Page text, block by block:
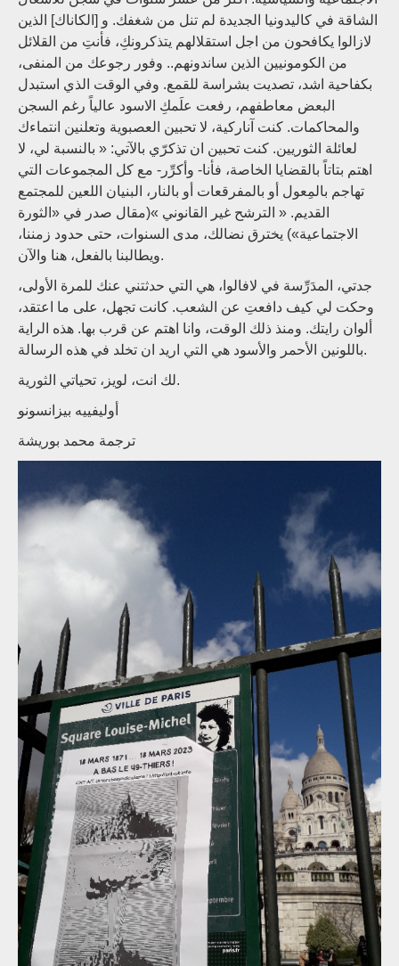
الشاقة في كاليدونيا الجديدة لم تنل من شغفك. و [الكاناك] الذين
لازالوا يكافحون من اجل استقلالهم يتذكرونكِ، فأنتِ من القلائل
من الكومونيين الذين ساندونهم.. وفور رجوعك من المنفى،
بكفاحية اشد، تصديت بشراسة للقمع. وفي الوقت الذي استبدل
البعض معاطفهم، رفعت علَمكِ الاسود عالياً رغم السجن
والمحاكمات. كنت آناركية، لا تحبين العصبوية وتعلنين انتماءك
لعائلة الثوريين. كنت تحبين ان تذكرّي بالآتي: « بالنسبة لي، لا
اهتم بتاتاً بالقضايا الخاصة، فأنا- وأكرِّر- مع كل المجموعات التي
تهاجم بالمِعول أو بالمفرقعات أو بالنار، البنيان اللعين للمجتمع
القديم. « الترشح غير القانوني »(مقال صدر في «الثورة
الاجتماعية») يخترق نضالك، مدى السنوات، حتى حدود زمننا،
ويطالبنا بالفعل، هنا والآن.
جدتي، المدَرِّسة في لافالوا، هي التي حدثتني عنك للمرة الأولى،
وحكت لي كيف دافعتِ عن الشعب. كانت تجهل، على ما اعتقد،
ألوان رايتك. ومنذ ذلك الوقت، وانا اهتم عن قرب بها. هذه الراية
باللونين الأحمر والأسود هي التي اريد ان تخلد في هذه الرسالة.
لك انت، لويز، تحياتي الثورية.
أوليفييه بيزانسونو
ترجمة محمد بوريشة